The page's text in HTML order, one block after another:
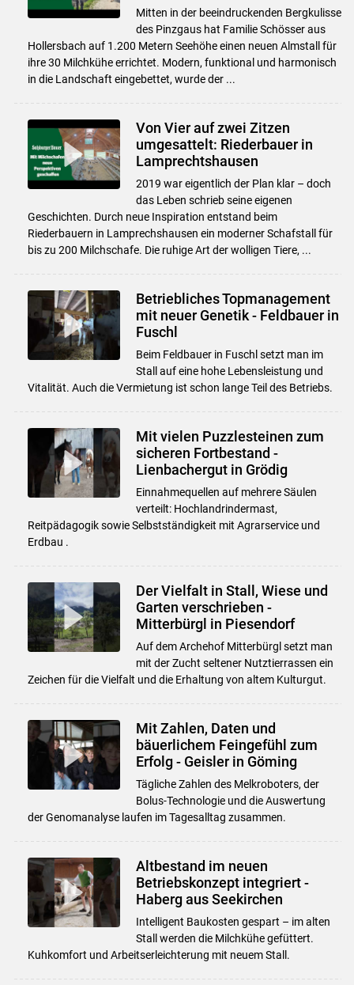
Mitten in der beeindruckenden Bergkulisse
des Pinzgaus hat Familie Schösser aus
Hollersbach auf 1.200 Metern Seehöhe einen neuen Almstall für
ihre 30 Milchkühe errichtet. Modern, funktional und harmonisch
in die Landschaft eingebettet, wurde der ...
Von Vier auf zwei Zitzen
umgesattelt: Riederbauer in
Lamprechtshausen
2019 war eigentlich der Plan klar – doch
das Leben schrieb seine eigenen
Geschichten. Durch neue Inspiration entstand beim
Riederbauern in Lamprechshausen ein moderner Schafstall für
bis zu 200 Milchschafe. Die ruhige Art der wolligen Tiere, ...
Betriebliches Topmanagement
mit neuer Genetik - Feldbauer in
Fuschl
Beim Feldbauer in Fuschl setzt man im
Stall auf eine hohe Lebensleistung und
Vitalität. Auch die Vermietung ist schon lange Teil des Betriebs.
Mit vielen Puzzlesteinen zum
sicheren Fortbestand -
Lienbachergut in Grödig
Einnahmequellen auf mehrere Säulen
verteilt: Hochlandrindermast,
Reitpädagogik sowie Selbstständigkeit mit Agrarservice und
Erdbau .
Der Vielfalt in Stall, Wiese und
Garten verschrieben -
Mitterbürgl in Piesendorf
Auf dem Archehof Mitterbürgl setzt man
mit der Zucht seltener Nutztierrassen ein
Zeichen für die Vielfalt und die Erhaltung von altem Kulturgut.
Mit Zahlen, Daten und
bäuerlichem Feingefühl zum
Erfolg - Geisler in Göming
Tägliche Zahlen des Melkroboters, der
Bolus-Technologie und die Auswertung
der Genomanalyse laufen im Tagesalltag zusammen.
Altbestand im neuen
Betriebskonzept integriert -
Haberg aus Seekirchen
Intelligent Baukosten gespart – im alten
Stall werden die Milchkühe gefüttert.
Kuhkomfort und Arbeitserleichterung mit neuem Stall.